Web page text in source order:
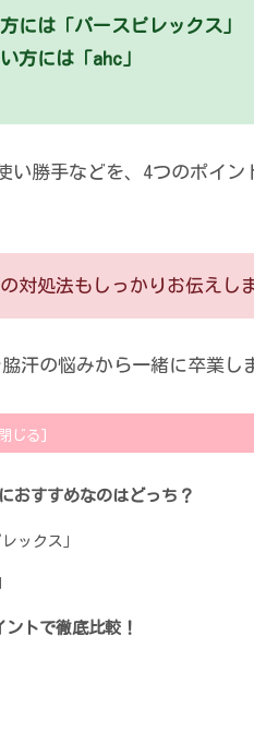
には「パースピレックス」
方には「ahc」
い勝手などを、4つのポイン
対処法もしっかりお伝えし
汗の悩みから一緒に卒業し
おすすめなのはどっち？
ックス」
トで徹底比較！